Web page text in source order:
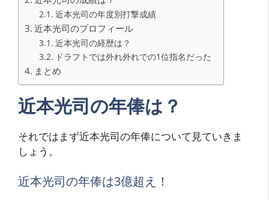
近本光司の年度別打撃成績
近本光司のプロフィール
近本光司の経歴は？
ドラフトでは外れ外れでの1位指名だった
まとめ
近本光司の年俸は？
それではまず近本光司の年俸について見ていきま
しょう。
近本光司の年俸は3億超え！